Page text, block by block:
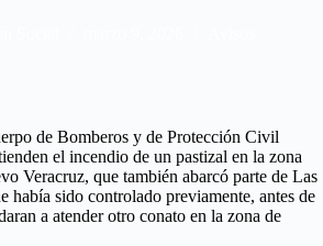
de Bomberos y de Protección Civil
el incendio de un pastizal en la zona
Veracruz, que también abarcó parte de Las
había sido controlado previamente, antes de
a atender otro conato en la zona de